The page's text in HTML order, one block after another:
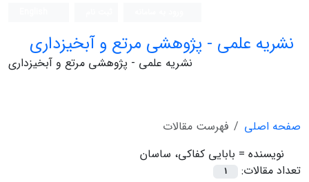
نشریه علمی - پژوهشی مرتع و آبخیزداری
نشریه علمی - پژوهشی مرتع و آبخیزداری
صفحه اصلی
فهرست مقالات
نویسنده = بابایی کفاکی، ساسان
تعداد مقالات:
1